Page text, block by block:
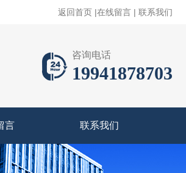
返回首页 |在线留言 | 联系我们
咨询电话
19941878703
言 联系我们